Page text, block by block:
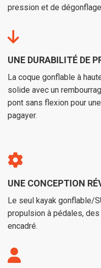
pression et de
UNE DURABILITÉ DE
La coque gonflable à
solide avec un
pont sans flexion pour
pagayer.
UNE CONCEPTION
Le seul kayak gonflable/
propulsion à pédales,
encadré.